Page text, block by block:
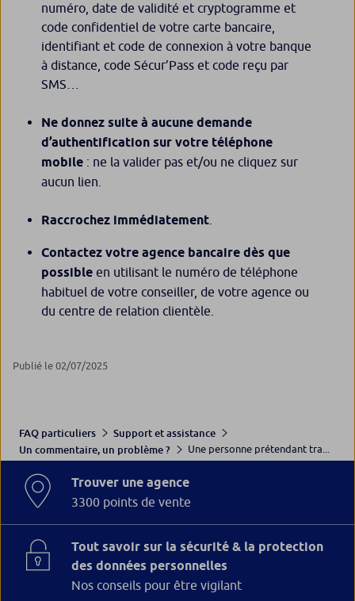
numéro, date de validité et cryptogramme et
code confidentiel de votre carte bancaire,
identifiant et code de connexion à votre banque
à distance, code Sécur’Pass et code reçu par
SMS…
Ne donnez suite à aucune demande
d’authentification sur votre téléphone
mobile : ne la valider pas et/ou ne cliquez sur
aucun lien.
Raccrochez immédiatement
Contactez votre agence bancaire dès que
possible en utilisant le numéro de téléphone
habituel de votre conseiller, de votre agence ou
du centre de relation clientèle.
Publié le 02/07/2025
FAQ particuliers
Support et assistance
Un commentaire, un problème ?
Une personne prétendant tra...
Trouver une agence
3300 points de vente
Tout savoir sur la sécurité & la protection
des données personnelles
Nos conseils pour être vigilant